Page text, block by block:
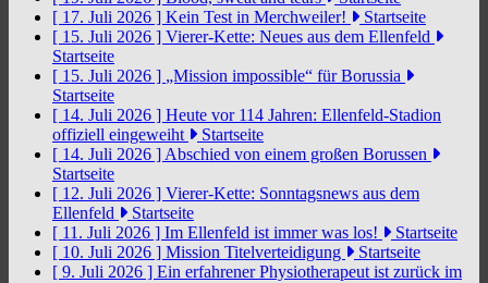
[ 17. Juli 2026 ] Kein Test in Merchweiler!
Startseite
[ 15. Juli 2026 ] Vierer-Kette: Neues aus dem Ellenfeld
Startseite
[ 15. Juli 2026 ] „Mission impossible“ für Borussia
Startseite
[ 14. Juli 2026 ] Heute vor 114 Jahren: Ellenfeld-Stadion
offiziell eingeweiht
Startseite
[ 14. Juli 2026 ] Abschied von einem großen Borussen
Startseite
[ 12. Juli 2026 ] Vierer-Kette: Sonntagsnews aus dem
Ellenfeld
Startseite
[ 11. Juli 2026 ] Im Ellenfeld ist immer was los!
Startseite
[ 10. Juli 2026 ] Mission Titelverteidigung
Startseite
[ 9. Juli 2026 ] Ein erfahrener Physiotherapeut ist zurück im